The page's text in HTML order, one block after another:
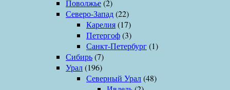
Поволжье(2)
Северо-Запад(22)
Карелия(17)
Петергоф(3)
Санкт-Петербург(1)
Сибирь(7)
Урал(196)
Северный Урал(48)